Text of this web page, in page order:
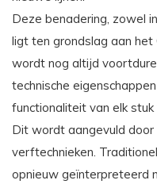
Deze benadering, zowel
ligt ten grondslag aan het
wordt nog altijd
technische
functionaliteit van elk
Dit wordt aangevuld
verftechnieken.
opnieuw geïnterpreteerd